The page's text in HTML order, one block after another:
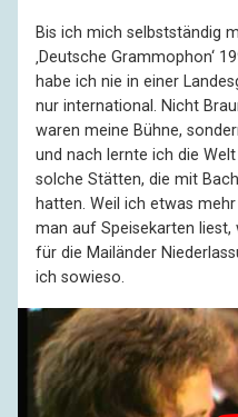
Bis ich mich selbstständig
‚Deutsche Grammophon‘
habe ich nie in einer
nur international. Nicht
waren meine Bühne,
und nach lernte ich die
solche Stätten, die mit
hatten. Weil ich etwas
man auf Speisekarten
für die Mailänder
ich sowieso.